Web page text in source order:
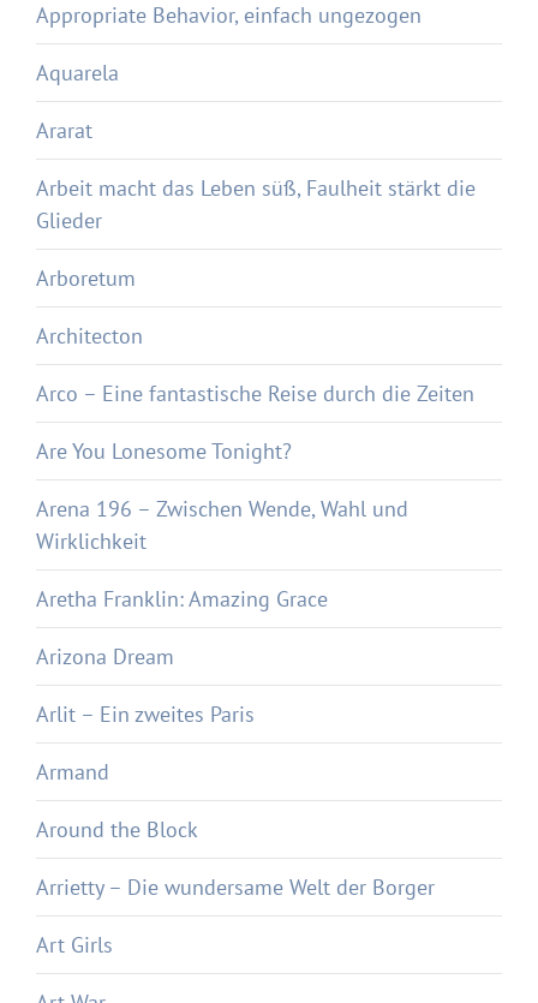
Appropriate Behavior, einfach ungezogen
Aquarela
Ararat
Arbeit macht das Leben süß, Faulheit stärkt die
Glieder
Arboretum
Architecton
Arco – Eine fantastische Reise durch die Zeiten
Are You Lonesome Tonight?
Arena 196 – Zwischen Wende, Wahl und
Wirklichkeit
Aretha Franklin: Amazing Grace
Arizona Dream
Arlit – Ein zweites Paris
Armand
Around the Block
Arrietty – Die wundersame Welt der Borger
Art Girls